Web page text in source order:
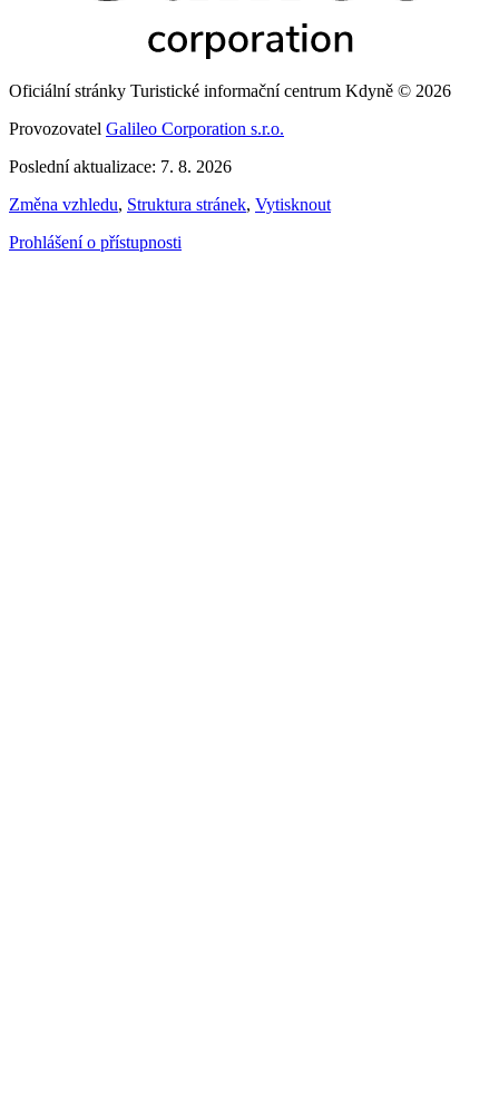
Oficiální stránky Turistické informační centrum Kdyně © 2026
Provozovatel Galileo Corporation s.r.o.
Poslední aktualizace: 7. 8. 2026
Změna vzhledu, Struktura stránek, Vytisknout
Prohlášení o přístupnosti